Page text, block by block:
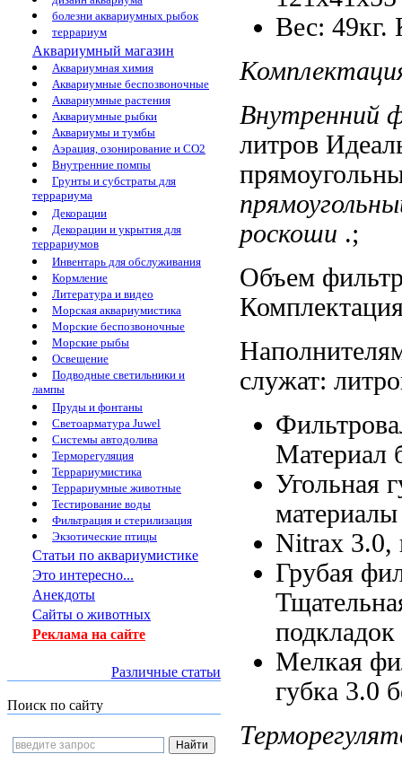
болезни аквариумных рыбок
террариум
Аквариумный магазин
Аквариумная химия
Аквариумные беспозвоночные
Аквариумные растения
Аквариумные рыбки
Аквариумы и тумбы
Аэрация, озонирование и CO2
Внутренние помпы
Грунты и субстраты для
террариума
Декорации
Декорации и укрытия для
террариумов
Инвентарь для обслуживания
Кормление
Литература и видео
Морская аквариумистика
Морские беспозвоночные
Морские рыбы
Освещение
Подводные светильники и
лампы
Пруды и фонтаны
Светоарматура Juwel
Системы автодолива
Терморегуляция
Террариумистика
Террариумные животные
Тестирование воды
Фильтрация и стерилизация
Экзотические птицы
Статьи по аквариумистике
Это интересно...
Анекдоты
Сайты о животных
Реклама на сайте
Различные статьи
Поиск по сайту
Вес: 49кг.
Внутренний
литров
роскоши .;
Объем
служат:
Материал
Угольная
материалы
Nitrax 3.0,
Грубая
подкладок
Мелкая
губка 3.0